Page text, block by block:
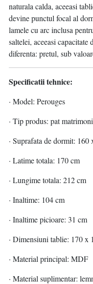
naturala calda, aceeasi
devine punctul focal al
lamele cu arc inclusa
saltelei, aceeasi
diferenta: pretul, sub
Specificatii tehnice:
· Model: Perouges
· Tip produs: pat
· Suprafata de dormit: 160
· Latime totala: 170 cm
· Lungime totala: 212 cm
· Inaltime: 104 cm
· Inaltime picioare: 31 cm
· Dimensiuni tablie: 170 x
· Material principal: MDF
· Material suplimentar: